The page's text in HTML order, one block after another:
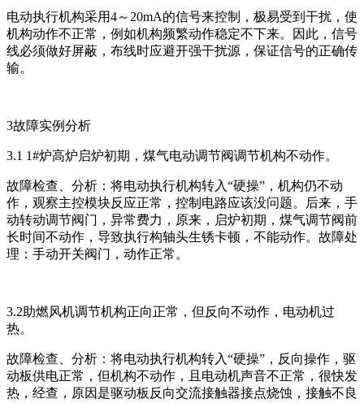
电动执行机构采用4～20mA的信号来控制，极易受到干扰，使
机构动作不正常，例如机构频繁动作稳定不下来。因此，信号
线必须做好屏蔽，布线时应避开强干扰源，保证信号的正确传
输。
3故障实例分析
3.1 1#炉高炉启炉初期，煤气电动调节阀调节机构不动作。
故障检查、分析：将电动执行机构转入“硬操”，机构仍不动
作，观察主控模块反应正常，控制电路应该没问题。后来，手
动转动调节阀门，异常费力，原来，启炉初期，煤气调节阀前
长时间不动作，导致执行构轴头生锈卡顿，不能动作。故障处
理：手动开关阀门，动作正常。
3.2助燃风机调节机构正向正常，但反向不动作，电动机过
热。
故障检查、分析：将电动执行机构转入“硬操”，反向操作，驱
动板供电正常，但机构不动作，且电动机声音不正常，很快发
热，经查，原因是驱动板反向交流接触器接点烧蚀，接触不良